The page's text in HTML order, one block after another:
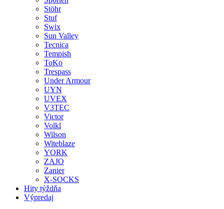
Stöhr
Stuf
Swix
Sun Valley
Tecnica
Tempish
ToKo
Trespass
Under Armour
UYN
UVEX
V3TEC
Victor
Volkl
Wilson
Witeblaze
YORK
ZAJO
Zanier
X-SOCKS
Hity týždňa
Výpredaj